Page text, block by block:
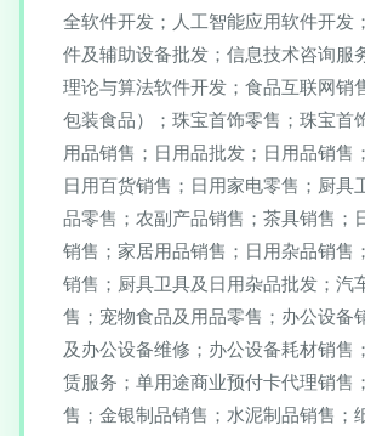
全软件开发；人工智能应用软件开发
件及辅助设备批发；信息技术咨询服
理论与算法软件开发；食品互联网销
包装食品）；珠宝首饰零售；珠宝首
用品销售；日用品批发；日用品销售
日用百货销售；日用家电零售；厨具
品零售；农副产品销售；茶具销售；
销售；家居用品销售；日用杂品销售
销售；厨具卫具及日用杂品批发；汽
售；宠物食品及用品零售；办公设备
及办公设备维修；办公设备耗材销售
赁服务；单用途商业预付卡代理销售
售；金银制品销售；水泥制品销售；